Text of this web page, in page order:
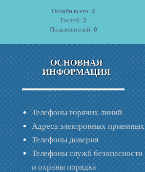
Онлайн всего: 2
Гостей: 2
Пользователей: 0
ОСНОВНАЯ
ИНФОРМАЦИЯ
Телефоны горячих линий
Адреса электронных приемных
Телефоны доверия
Телефоны служб безопасности
и охраны порядка